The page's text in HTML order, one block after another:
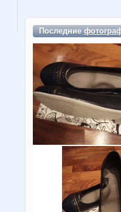
Последние